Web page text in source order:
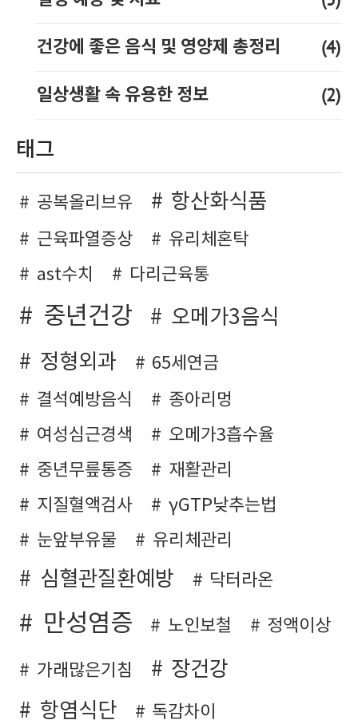
건강에 좋은 음식 및 영양제 총정리 (4)
일상생활 속 유용한 정보 (2)
태그
공복올리브유 항산화식품
근육파열증상
유리체혼탁
ast수치
다리근육통
중년건강
오메가3음식
정형외과
65세연금
결석예방음식
종아리멍
여성심근경색
오메가3흡수율
중년무릎통증
재활관리
지질혈액검사
γGTP낮추는법
눈앞부유물
유리체관리
심혈관질환예방 닥터라온
만성염증 노인보철 정액이상
가래많은기침
장건강
항염식단
독감차이